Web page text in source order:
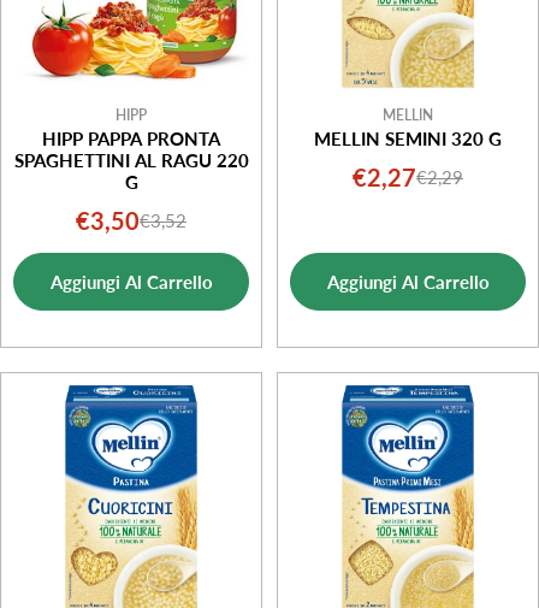
HIPP
HIPP PAPPA PRONTA
SPAGHETTINI AL RAGU 220
G
Prezzo
di
vendita
€3,50Prezzo
normale
€3,52
Aggiungi Al Carrello
MELLIN
MELLIN SEMINI 320 G
Prezzo
vendita
€2,27Prezzo
€2,29
Aggiungi Al Carrello